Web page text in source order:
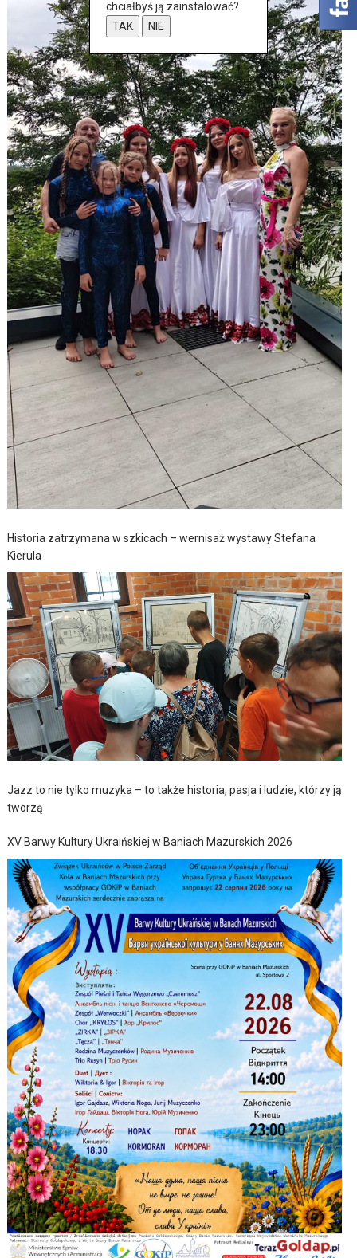
Historia zatrzymana w szkicach – wernisaż wystawy Stefana
Kierula
Jazz to nie tylko muzyka – to także historia, pasja i ludzie, którzy ją
tworzą
XV Barwy Kultury Ukraińskiej w Baniach Mazurskich 2026
chciałbyś ją zainstalować?
TAK
NIE